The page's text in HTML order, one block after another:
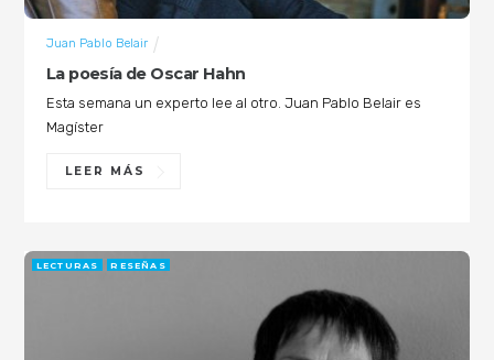
La poesía de Oscar Hahn
Juan Pablo Belair
Esta semana un experto lee al otro. Juan Pablo Belair es
Magíster
LEER MÁS
LECTURAS RESEÑAS